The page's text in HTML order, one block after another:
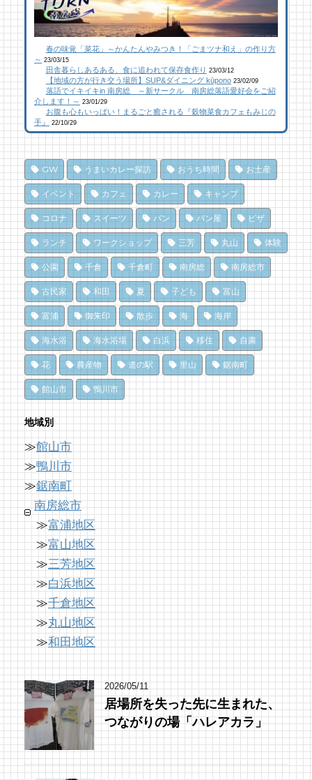
23 views |by なべたゆかり
館山にオープン！地域の素材からはじめる物
作り工房
22 views|byなべたゆかり
南房総こんな素敵な所があった！| かじか橋
19 views|byCAT SEA KURO
海辺のナポリターノピザ「Goccia(ゴッチ
ャ)」
13 views|byMitchi3
乗馬初心者の私でも、海辺を楽しく散策でき
た！ 乗馬体験レポート
13 views | byなべたゆかり
ドライブ休憩にオススメ！「とみうら元気倶
楽部」でホッと一息♪
11 views|byフジイ ミツコ
冬でも楽しめる！沖ノ島の無人島探検！
11 views|by福美
ひみつだよ？
みつけて幸せ！南房総千倉のないしょのカフ
ェ
11 views|byTsuno
犬連れで楽しめる房総のカフェ Dining
Cafe（道の駅とみうら枇杷倶楽部）
11 views|byあやの
109 views |by 原みりか
館山にオープン！地域の素材からはじめる物
作り工房
106 views|byなべたゆかり
南房総こんな素敵な所があった！| かじか橋
100 views|byCAT SEA KURO
【コラボ】ジビエも揃う、鮮度抜群の南房総
おさかなセンター【安房國テレビ】
84 views|byなべたゆかり
夏のごほうびにこだわりのかき氷を風菓堂で
74 views|byフジイ ミツコ
乗馬初心者の私でも、海辺を楽しく散策でき
た！ 乗馬体験レポート
73 views| by なべたゆかり
夏だ、クジラ到来。クジラに会いに和田町に
行こう！〈前編〉
68 views|byshouji naomi
ドライブ休憩にオススメ！「とみうら元気倶
楽部」でホッと一息♪
62 views|byフジイ ミツコ
南房総の海を食らう！天然ところてん専門店
「ところてん小屋 青木」
60 views|by原みりか
17,148 views| by福美
南房総パン屋めぐり【２】
橋本屋製パン店（館山市）
12,846 views|bychoco-love
南房総こんな素敵な所があった！| かじか橋
12,020 views|byCAT SEA KURO
南房総の海を食らう！天然ところてん専門店
「ところてん小屋 青木」
10,862 views|by原みりか
南房総パン屋めぐり【3】石窯パン工房そろ
そろ（鴨川市）前編パン
10,837 views| by choco-love
南房総パン屋めぐり【１】
クリケット（鴨川市）
10,470 views|bychoco-love
冬でも楽しめる！沖ノ島の無人島探検！
10,163 views|by福美
洗濯は持ち帰らない！カフェ併設のコインラ
ンドリーで帰宅前に洗濯
8,896 views|byなべたゆかり
「房総の駅とみうら」で夕食を済ませて渋滞
を回避しよう！
8,764 views|byari-iku
春の味覚「菜花」～かんたんやみつき！「ごまツナ和え」の作り方
～ 23/03/15
田舎暮らしあるある、食に追われて保存食作り 23/03/12
【地域の方が行き交う場所】SUP&ダイニング kūpono 23/02/09
落語でイキイキin 南房総 ～新サークル 南房総落語愛好会をご紹
介します！～ 23/01/29
お腹も心もいっぱい！まるごと癒される『穀物菜食カフェもみじの
手』
22/10/29
GW うまいカレー探訪 おうち時間 お土産
イベント カフェ カレー キャンプ
コロナ スイーツ パン パン屋 ピザ
ランチ ワークショップ 三芳 丸山 体験
公園 千倉 千倉町 南房総 南房総市
古民家 和田 夏 子ども 富山
富浦 御朱印 散歩 海 海岸
海水浴 海水浴場 白浜 移住 自粛
花 農産物 道の駅 里山 鋸南町
館山市 鴨川市
地域別
≫館山市
≫鴨川市
≫鋸南町
南房総市
≫富浦地区
≫富山地区
≫三芳地区
≫白浜地区
≫千倉地区
≫丸山地区
≫和田地区
2026/05/11
居場所を失った先に生まれた、
つながりの場「ハレアカラ」